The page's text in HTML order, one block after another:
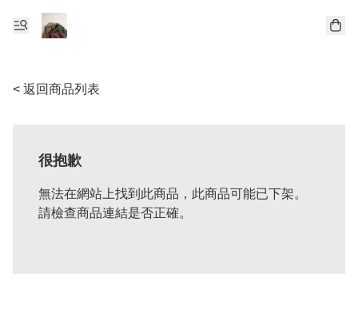
< 返回商品列表
很抱歉
無法在網站上找到此商品，此商品可能已下架。
請檢查商品連結是否正確。